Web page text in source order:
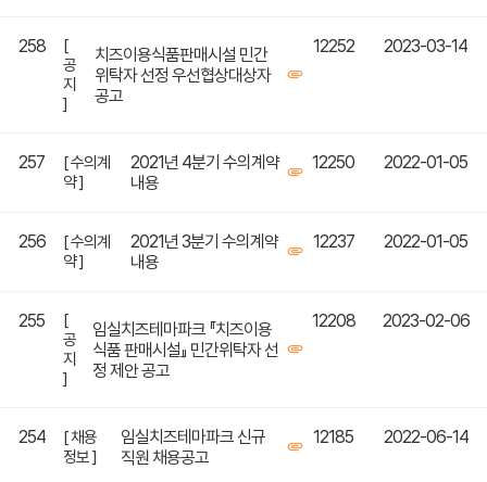
258
[
공
지
]
치즈이용식품판매시설 민간
위탁자 선정 우선협상대상자
공고
12252 2023-03-14
257
[ 수의계
약 ]
2021년 4분기 수의계약
내용
12250 2022-01-05
256
[ 수의계
약 ]
2021년 3분기 수의계약
내용
12237 2022-01-05
255
[
공
지
]
임실치즈테마파크 『치즈이용
식품 판매시설』 민간위탁자 선
정 제안 공고
12208 2023-02-06
254
[ 채용
정보 ]
임실치즈테마파크 신규
직원 채용공고
12185 2022-06-14